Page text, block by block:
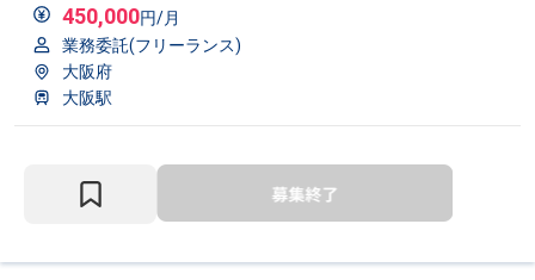
450,000円/月
業務委託(フリーランス)
大阪府
大阪駅